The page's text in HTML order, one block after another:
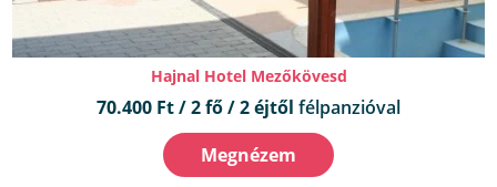
Hajnal Hotel Mezőkövesd
70.400 Ft / 2 fő / 2 éjtől félpanzióval
Megnézem